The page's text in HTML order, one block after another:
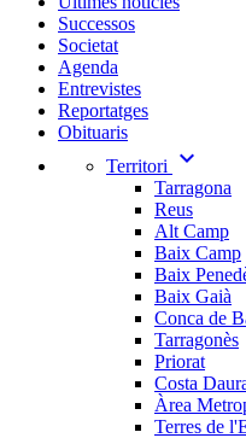
Successos
Societat
Agenda
Entrevistes
Reportatges
Obituaris
Territori
expand_more
Tarragona
Reus
Alt Camp
Baix Camp
Baix
Baix Gaià
Conca de
Tarragonès
Priorat
Costa
Àrea
Terres de